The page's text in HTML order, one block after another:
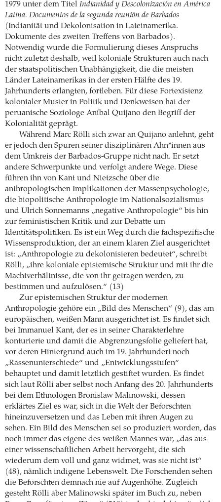
1979 unter dem Titel Indianidad y Descolonización en América
Latina. Documentos de la segunda reunión de Barbados
(Indianität und Dekolonisation in Lateinamerika.
Dokumente des zweiten Treffens von Barbados).
Notwendig wurde die Formulierung dieses Anspruchs
nicht zuletzt deshalb, weil koloniale Strukturen auch nach
der staatspolitischen Unabhängigkeit, die die meisten
Länder Lateinamerikas in der ersten Hälfte des 19.
Jahrhunderts erlangten, fortleben. Für diese Fortexistenz
kolonialer Muster in Politik und Denkweisen hat der
peruanische Soziologe Aníbal Quijano den Begriff der
Kolonialität geprägt.
Während Marc Rölli sich zwar an Quijano anlehnt, geht
er jedoch den Spuren seiner disziplinären Ahn*innen aus
dem Umkreis der Barbados-Gruppe nicht nach. Er setzt
andere Schwerpunkte und verfolgt andere Wege. Diese
führen ihn von Kant und Nietzsche über die
anthropologischen Implikationen der Massenpsychologie,
die biopolitische Anthropologie im Nationalsozialismus
und Ulrich Sonnemanns „negative Anthropologie“ bis hin
zur feministischen Kritik und zur Debatte um
Identitätspolitiken. Es ist ein Weg durch die fachspezifische
Wissensproduktion, der an einem klaren Ziel ausgerichtet
ist: „Anthropologie zu dekolonisieren bedeutet“, schreibt
Rölli, „ihre koloniale epistemische Struktur und mit ihr die
Machtverhältnisse, die von ihr getragen werden, zu
bestimmen und aufzulösen.“ (13)
Zur epistemischen Struktur der modernen
Anthropologie gehöre ein „Bild des Menschen“ (9), das am
europäischen, weißen Mann ausgerichtet ist. Es findet sich
bei Immanuel Kant, der es in seiner Charakterlehre
konturierte und damit die Abgrenzungsfolie geliefert hat,
vor deren Hintergrund auch im 19. Jahrhundert noch
„Rassenunterschiede“ und „Entwicklungsstufen“
behauptet und damit letztlich gestiftet wurden. Es findet
sich laut Rölli aber selbst noch Anfang des 20. Jahrhunderts
bei dem Ethnologen Bronislaw Malinowski, dessen
erklärtes Ziel es war, sich in die Welt der Beforschten
hineinzuversetzen und das Leben mit ihren Augen zu
sehen. Ein Bild des Menschen sei so produziert worden, das
noch immer das eigene des weißen Mannes war, „das aus
einer wissenschaftlichen Arbeit hervorgeht, die sich
wiederum dem voll und ganz widmet, was sie nicht ist“
(48), nämlich indigene Lebenswelt. Die Forschenden sehen
die Beforschten demnach nie auf Augenhöhe. Zugleich
gesteht Rölli aber Malinowski später im Buch zu, neben